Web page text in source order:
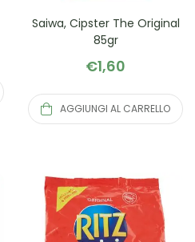
Saiwa, Cipster The Original
85gr
€1,60
AGGIUNGI AL CARRELLO